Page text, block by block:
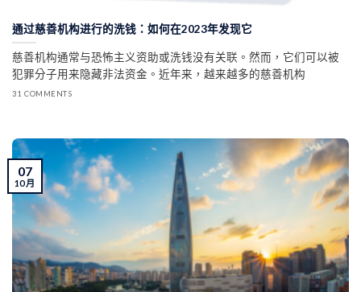
通过慈善机构进行的洗钱：如何在2023年发现它
慈善机构通常与恐怖主义资助或洗钱没有关联。然而，它们可以被
犯罪分子用来隐藏非法资金。近年来，越来越多的慈善机构
31 COMMENTS
07
10 月